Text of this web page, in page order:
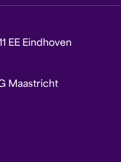
EE Eindhoven
Maastricht